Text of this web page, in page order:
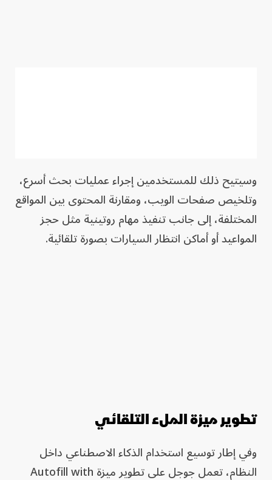
وسيتيح ذلك للمستخدمين إجراء عمليات بحث أسرع،
وتلخيص صفحات الويب، ومقارنة المحتوى بين المواقع
المختلفة، إلى جانب تنفيذ مهام روتينية مثل حجز
المواعيد أو أماكن انتظار السيارات بصورة تلقائية.
تطوير ميزة الملء التلقائي
وفي إطار توسيع استخدام الذكاء الاصطناعي داخل
النظام، تعمل جوجل على تطوير ميزة Autofill with